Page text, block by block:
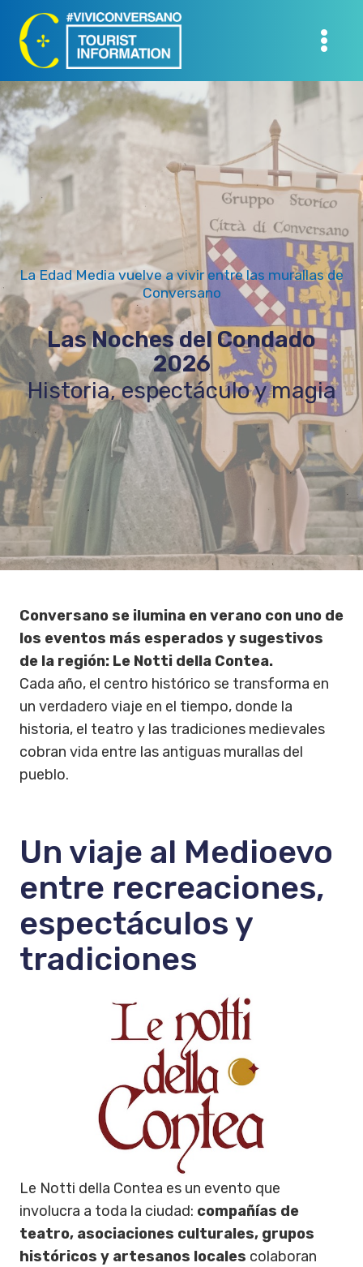
Contenido
La Edad Media vuelve a vivir entre las murallas de
Conversano
Las Noches del Condado
2026
Historia, espectáculo y magia
Conversano se ilumina en verano con uno de
los eventos más esperados y sugestivos
de la región: Le Notti della Contea.
Cada año, el centro histórico se transforma en
un verdadero viaje en el tiempo, donde la
historia, el teatro y las tradiciones medievales
cobran vida entre las antiguas murallas del
pueblo.
Un viaje al Medioevo
entre recreaciones,
espectáculos y
tradiciones
Le Notti della Contea es un evento que
involucra a toda la ciudad: compañías de
teatro, asociaciones culturales, grupos
históricos y artesanos locales colaboran